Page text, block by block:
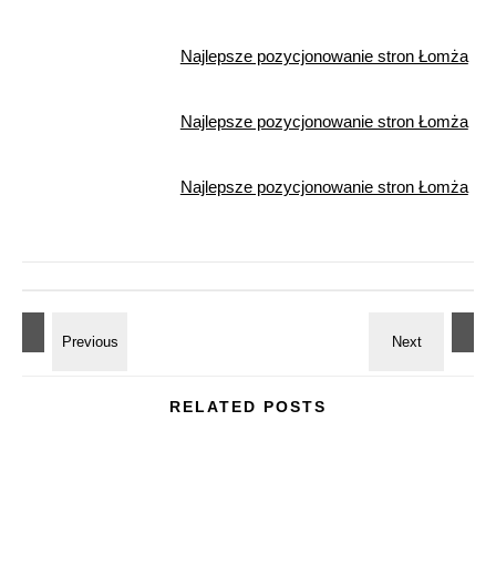
Najlepsze pozycjonowanie stron Łomża
Najlepsze pozycjonowanie stron Łomża
Najlepsze pozycjonowanie stron Łomża
RELATED POSTS